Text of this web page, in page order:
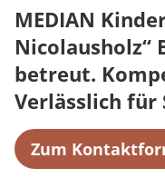
MEDIAN
Nicolausholz“
betreut.
Verlässlich für
Zum